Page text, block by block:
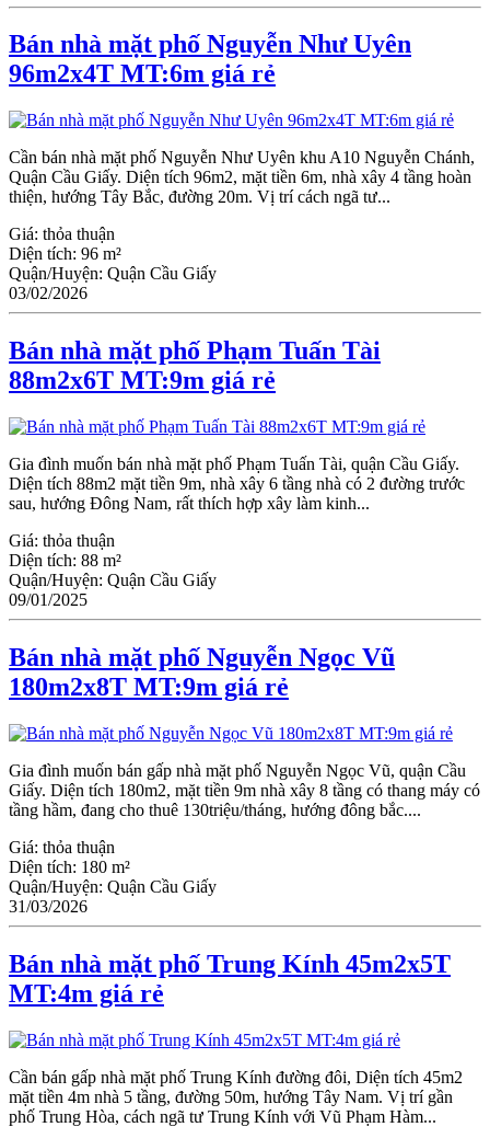
Bán nhà mặt phố Nguyễn Như Uyên
96m2x4T MT:6m giá rẻ
Cần bán nhà mặt phố Nguyễn Như Uyên khu A10 Nguyễn Chánh,
Quận Cầu Giấy. Diện tích 96m2, mặt tiền 6m, nhà xây 4 tầng hoàn
thiện, hướng Tây Bắc, đường 20m. Vị trí cách ngã tư...
Giá: thỏa thuận
Diện tích: 96 m²
Quận/Huyện: Quận Cầu Giấy
03/02/2026
Bán nhà mặt phố Phạm Tuấn Tài
88m2x6T MT:9m giá rẻ
Gia đình muốn bán nhà mặt phố Phạm Tuấn Tài, quận Cầu Giấy.
Diện tích 88m2 mặt tiền 9m, nhà xây 6 tầng nhà có 2 đường trước
sau, hướng Đông Nam, rất thích hợp xây làm kinh...
Giá: thỏa thuận
Diện tích: 88 m²
Quận/Huyện: Quận Cầu Giấy
09/01/2025
Bán nhà mặt phố Nguyễn Ngọc Vũ
180m2x8T MT:9m giá rẻ
Gia đình muốn bán gấp nhà mặt phố Nguyễn Ngọc Vũ, quận Cầu
Giấy. Diện tích 180m2, mặt tiền 9m nhà xây 8 tầng có thang máy có
tầng hầm, đang cho thuê 130triệu/tháng, hướng đông bắc....
Giá: thỏa thuận
Diện tích: 180 m²
Quận/Huyện: Quận Cầu Giấy
31/03/2026
Bán nhà mặt phố Trung Kính 45m2x5T
MT:4m giá rẻ
Cần bán gấp nhà mặt phố Trung Kính đường đôi, Diện tích 45m2
mặt tiền 4m nhà 5 tầng, đường 50m, hướng Tây Nam. Vị trí gần
phố Trung Hòa, cách ngã tư Trung Kính với Vũ Phạm Hàm...